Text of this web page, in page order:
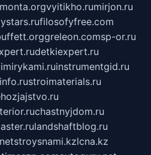
vyitikho.rumirjon.ru
filosofyfree.com
greleon.comsp-or.ru
detkiexpert.ru
instrumentgid.ru
stroimaterials.ru
chastnyjdom.ru
landshaftblog.ru
stroysnami.kzlcna.kz